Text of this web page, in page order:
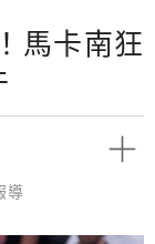
馬卡南狂
導